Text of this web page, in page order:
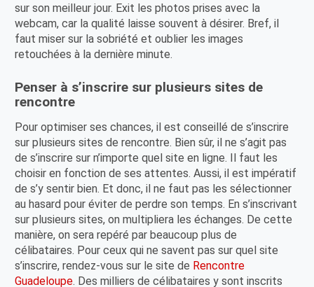
sur son meilleur jour. Exit les photos prises avec la
webcam, car la qualité laisse souvent à désirer. Bref, il
faut miser sur la sobriété et oublier les images
retouchées à la dernière minute.
Penser à s’inscrire sur plusieurs sites de
rencontre
Pour optimiser ses chances, il est conseillé de s’inscrire
sur plusieurs sites de rencontre. Bien sûr, il ne s’agit pas
de s’inscrire sur n’importe quel site en ligne. Il faut les
choisir en fonction de ses attentes. Aussi, il est impératif
de s’y sentir bien. Et donc, il ne faut pas les sélectionner
au hasard pour éviter de perdre son temps. En s’inscrivant
sur plusieurs sites, on multipliera les échanges. De cette
manière, on sera repéré par beaucoup plus de
célibataires. Pour ceux qui ne savent pas sur quel site
s’inscrire, rendez-vous sur le site de Rencontre
Guadeloupe. Des milliers de célibataires y sont inscrits